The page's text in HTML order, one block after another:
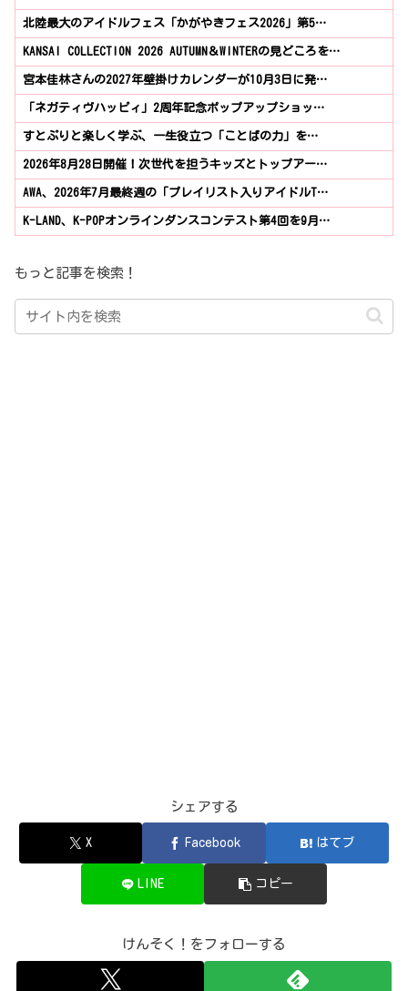
北陸最大のアイドルフェス「かがやきフェス2026」第5…
KANSAI COLLECTION 2026 AUTUMN＆WINTERの見どころを…
宮本佳林さんの2027年壁掛けカレンダーが10月3日に発…
「ネガティヴハッピィ」2周年記念ポップアップショッ…
すとぷりと楽しく学ぶ、一生役立つ「ことばの力」を…
2026年8月28日開催！次世代を担うキッズとトップアー…
AWA、2026年7月最終週の「プレイリスト入りアイドルT…
K-LAND、K-POPオンラインダンスコンテスト第4回を9月…
もっと記事を検索！
シェアする
X Facebook はてブ
LINE コピー
けんそく！をフォローする